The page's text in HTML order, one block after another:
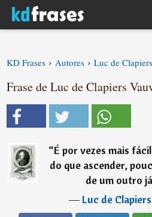
KD Frases › Autores › Luc de
Frase de Luc de Clapiers
“É por vezes mais
do que ascender,
de um outro
―Luc de